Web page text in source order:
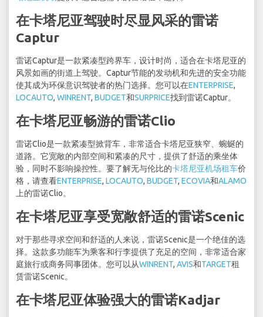
在卡塔尼亚驾驶时尽显风采的雷诺
Captur
雷诺Captur是一款紧凑型跨界车，设计时尚，适合在卡塔尼亚的
风景如画的街道上驾驶。Captur节能的发动机和先进的安全功能
使其成为环保意识驾驶者的热门选择。您可以在ENTERPRISE,
LOCAUTO, WINRENT, BUDGET和SURPRICE找到雷诺Captur。
在卡塔尼亚畅游的雷诺Clio
雷诺Clio是一款紧凑型掀背车，非常适合卡塔尼亚狭窄、蜿蜒的
道路。它宽敞的内部空间和紧凑的尺寸，提供了舒适的乘坐体
验，同时不影响操控性。要了解无与伦比的卡塔尼亚机场租车价
格，请查看ENTERPRISE, LOCAUTO, BUDGET, ECOVIA和ALAMO
上的雷诺Clio。
在卡塔尼亚享受宽敞舒适的雷诺Scenic
对于那些寻求空间和舒适的人来说，雷诺Scenic是一个绝佳的选
择。这款多功能车为乘客和行李提供了充足的空间，非常适合家
庭旅行或商务同事团体。您可以从WINRENT, AVIS和TARGET租
赁雷诺Scenic。
在卡塔尼亚体验强大的雷诺Kadjar